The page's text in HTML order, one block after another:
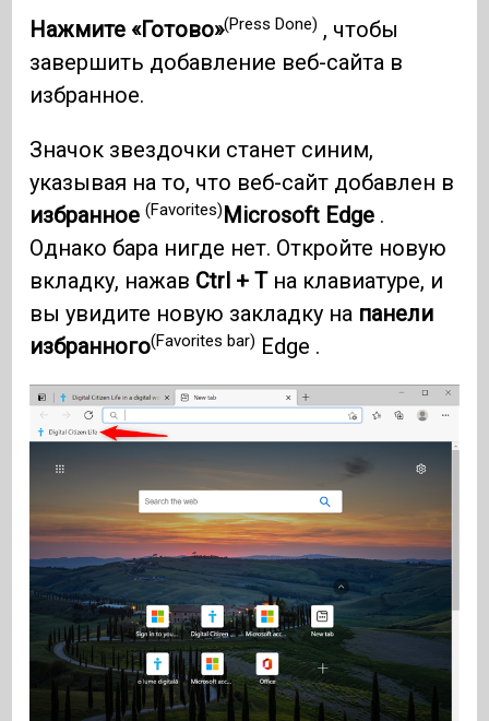
Нажмите «Готово»(Press Done) , чтобы
завершить добавление веб-сайта в
избранное.
Значок звездочки станет синим,
указывая на то, что веб-сайт добавлен в
избранное(Favorites) Microsoft Edge .
Однако бара нигде нет. Откройте новую
вкладку, нажав Ctrl + Tна клавиатуре, и
вы увидите новую закладку на панели
избранного(Favorites bar) Edge .